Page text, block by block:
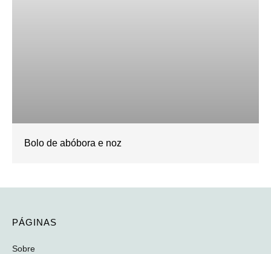
Bolo de abóbora e noz
PÁGINAS
Sobre